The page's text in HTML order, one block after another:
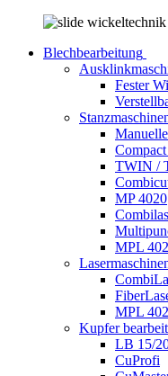
Blechbearbeitung
Fester
TWIN /
MP 4020
MPL
MPL
Kupfer
LB 15/
CuProfi